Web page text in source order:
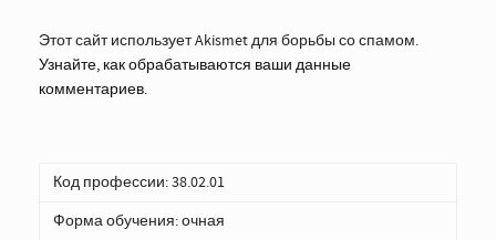
Этот сайт использует Akismet для борьбы со спамом.
Узнайте, как обрабатываются ваши данные
комментариев.
Код профессии: 38.02.01
Форма обучения: очная